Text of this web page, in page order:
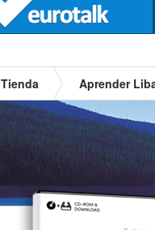
Tienda Aprender